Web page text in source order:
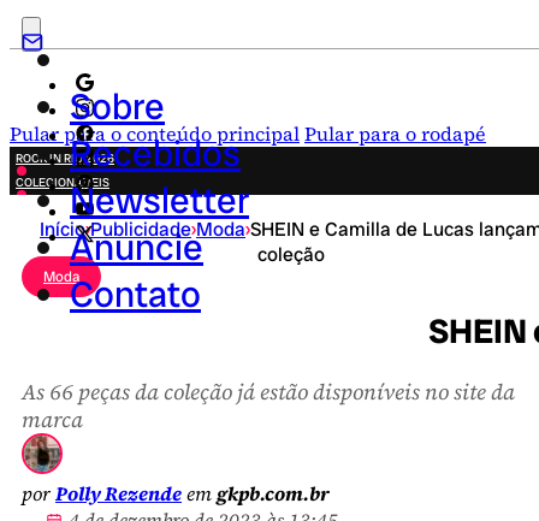
Pular para o conteúdo principalPular para o rodapé
Sobre
Recebidos
Newsletter
Anuncie
Contato
ROCK IN RIO 2026
COLECIONÁVEIS
FESTA JUNINA
NOVIDADES
CAMPANHAS CRIATIVAS
Início›Publicidade›Moda›SHEIN e Camilla de Lucas
coleção
Moda
As 66 peças da coleção já estão disponíveis no site da
marca
porPolly Rezendeemgkpb.com.br